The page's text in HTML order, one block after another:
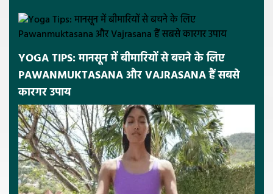
YOGA TIPS: मानसून में बीमारियों से बचने के लिए
PAWANMUKTASANA और VAJRASANA हैं सबसे
कारगर उपाय